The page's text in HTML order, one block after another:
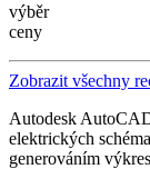
výběr
ceny
Zobrazit všechny
Autodesk
elektrických
generováním